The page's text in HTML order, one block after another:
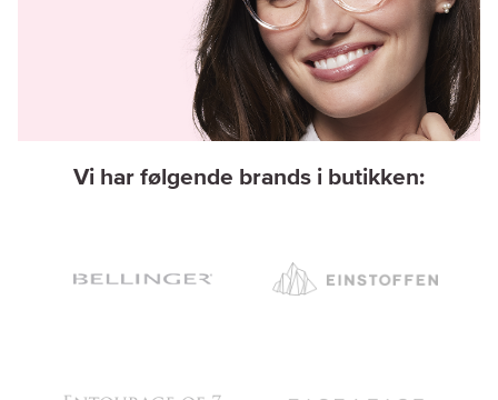
Vi har følgende brands i butikken: